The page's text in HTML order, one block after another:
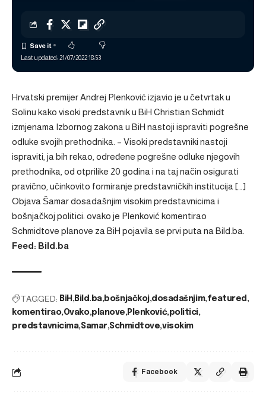
Last updated: 21/07/2022 18:53
Hrvatski premijer Andrej Plenković izjavio je u četvrtak u
Solinu kako visoki predstavnik u BiH Christian Schmidt
izmjenama Izbornog zakona u BiH nastoji ispraviti pogrešne
odluke svojih prethodnika. – Visoki predstavniki nastoji
ispraviti, ja bih rekao, određene pogrešne odluke njegovih
prethodnika, od otprilike 20 godina i na taj način osigurati
pravično, učinkovito formiranje predstavničkih institucija […]
Objava Šamar dosadašnjim visokim predstavnicima i
bošnjačkoj politici: ovako je Plenković komentirao
Schmidtove planove za BiH pojavila se prvi puta na Bild.ba
Feed: Bild.ba
TAGGED: BiH Bild.ba bošnjačkoj dosadašnjim featured
komentirao Ovako planove Plenković politici
predstavnicima Samar Schmidtove visokim
Facebook